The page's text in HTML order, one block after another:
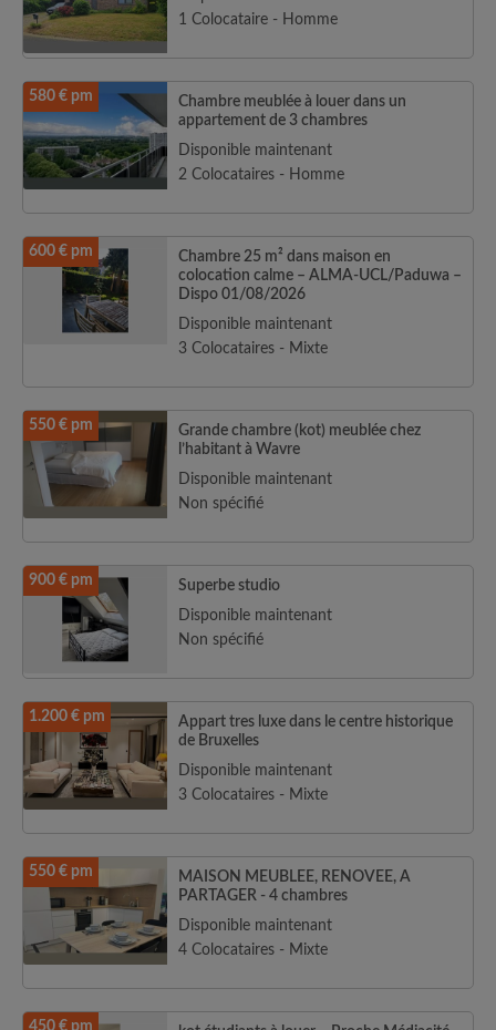
1 Colocataire - Homme
580 € pm
Chambre meublée à louer dans un
appartement de 3 chambres
Disponible maintenant
2 Colocataires - Homme
600 € pm
Chambre 25 m² dans maison en
colocation calme – ALMA-UCL/Paduwa –
Dispo 01/08/2026
Disponible maintenant
3 Colocataires - Mixte
550 € pm
Grande chambre (kot) meublée chez
l’habitant à Wavre
Disponible maintenant
Non spécifié
900 € pm
Superbe studio
Disponible maintenant
Non spécifié
1.200 € pm
Appart tres luxe dans le centre historique
de Bruxelles
Disponible maintenant
3 Colocataires - Mixte
550 € pm
MAISON MEUBLEE, RENOVEE, A
PARTAGER - 4 chambres
Disponible maintenant
4 Colocataires - Mixte
450 € pm